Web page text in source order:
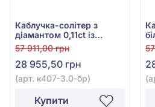
Каблучка-солітер з
діамантом 0,11ct із
червоного золота 585°,
арт. к407-3.0к-бр
57 911,00 грн
28 955,50 грн
(арт. к407-3.0-бр)
Купити